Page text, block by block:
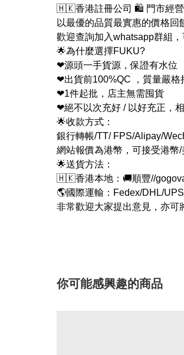
🇭🇰香港註冊公司 🛍 門市經營
以最優的品質最實惠的價格回
歡迎查詢加入whatsapp群組
🌟為什麼選擇FUKU?
❤源頭一手貨源，保證有水位
❤出貨前100%QC ，質量嚴格
❤1件起批，店主無需囤貨
❤絕不以次充好 / 以好充正，
🌟收款方式：
銀行轉帳/TT/ FPS/Alipay/
網站報價為港幣，可接受港幣
🌟送貨方法：
🇭🇰香港本地：🚚順豐//
🌎國際運輸：Fedex/DHL/
非常歡迎大家提出意見，亦可
你可能感興趣的商品